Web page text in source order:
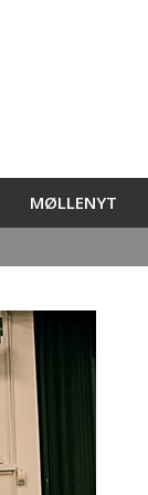
MØLLENYT